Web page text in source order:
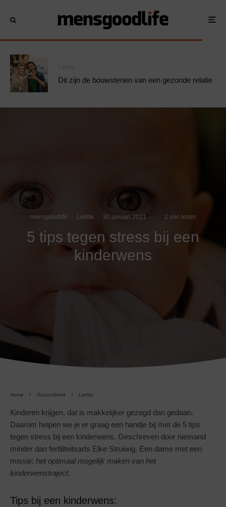
Dit zijn de bouwstenen van een gezonde relatie
mensgoodlife · Liefde · 30 januari 2021 · · 2 min lezen
5 tips tegen stress bij een
kinderwens
Home Gezondheid Liefde
Kinderen krijgen, dat is makkelijker gezegd dan gedaan.
Daarom helpen we je er graag een handje bij met de 5 tips
tegen stress bij een kinderwens. Geschreven door niemand
minder dan fertiliteitsarts Elke Struiwig. Een dame met een
missie: het optimaal mogelijk maken van het
kinderwenstraject.
Tips bij een kinderwens: